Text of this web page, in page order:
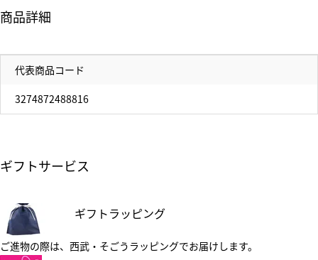
商品詳細
代表商品コード
3274872488816
ギフトサービス
ギフトラッピング
ご進物の際は、西武・そごうラッピングでお届けします。